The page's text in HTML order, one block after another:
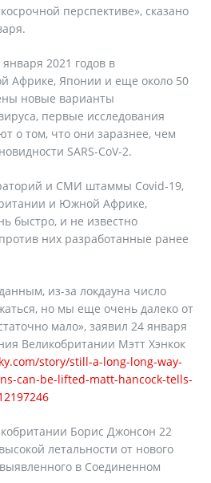
перспективе», сказано
2021 годов в
Африке, Японии и еще около 50
новые варианты
первые исследования
о том, что они заразнее, чем
SARS-CoV-2.
и СМИ штаммы Covid-19,
и Южной Африке,
быстро, и не известно
них разработанные ранее
из-за локдауна число
но мы еще очень далеко от
мало», заявил 24 января
Великобритании Мэтт Хэнкок
story/still-a-long-long-way-
can-be-lifted-matt-hancock-tells-
Борис Джонсон 22
летальности от нового
в Соединенном